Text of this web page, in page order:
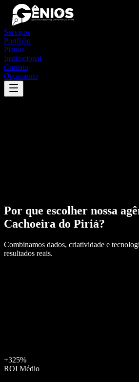
Serviços
Portfólio
Planos
Institucional
Contato
Orçamento
Por que escolher nossa
Cachoeira do Piriá?
Combinamos dados, criatividade e
resultados reais.
+325%
ROI Médio